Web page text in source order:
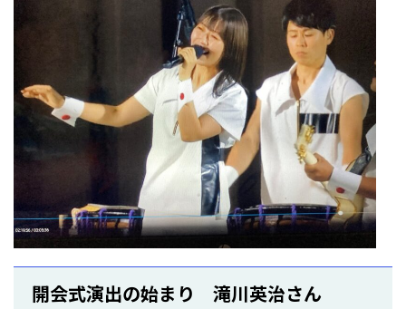
開会式演出の始まり 滝川英治さん